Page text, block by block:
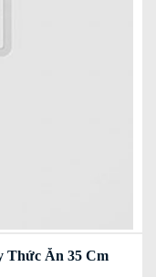
Thức Ăn 35 Cm